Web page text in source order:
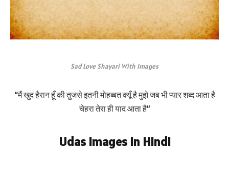
Sad Love Shayari With Images
“मैं खुद हैरान हूँ की तुजसे इतनी मोहब्बत क्यूँ है मुझे जब भी प्यार शब्द आता है
चेहरा तेरा ही याद आता है”
Udas Images In Hindi